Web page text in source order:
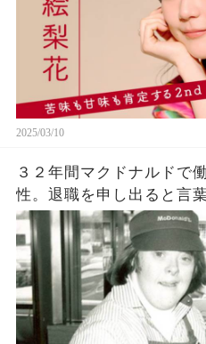
2025/03/10
３２年間マクドナルドで
性。退職を申し出ると言